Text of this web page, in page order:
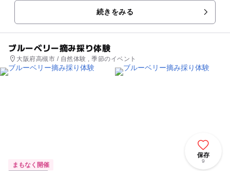
続きをみる
ブルーベリー摘み採り体験
大阪府高槻市 / 自然体験 , 季節のイベント
保存
9
まもなく開催